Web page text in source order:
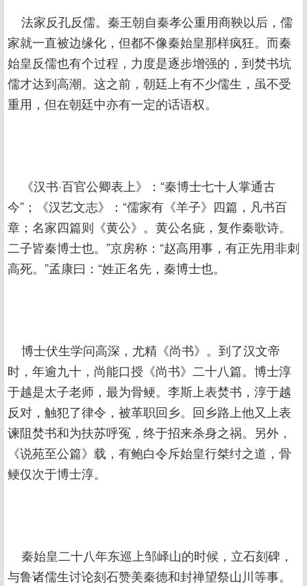
法家反孔反儒。秦王朝自秦孝公重用商鞅以后，儒
家就一直被边缘化，但都不像秦始皇那样疯狂。而秦
始皇反儒也有个过程，力度是逐步增强的，到焚书坑
儒才达到高潮。这之前，朝廷上有不少儒生，虽不受
重用，但在朝廷中亦有一定的话语权。
《汉书·百官公卿表上》：“秦博士七十人掌通古
今”；《汉艺文志》：“儒家有《羊子》四篇，凡书百
章；名家四篇则《黄公》。黄公名疵，复作秦歌诗。
二子皆秦博士也。”京房称：“赵高用事，有正先用非刺
高死。”孟康曰：“姓正名先，秦博士也。
博士伏生学问高深，尤精《尚书》。到了汉文帝
时，年逾九十，尚能口授《尚书》二十八篇。博士淳
于越是太子老师，最为骨鲠。李斯上表焚书，淳于越
反对，触犯了律令，被革职回乡。回乡路上他又上表
谏阻焚书和为扶苏呼冤，终于招来杀身之祸。另外，
《说苑至公篇》载，有鲍白令斥始皇行桀纣之道，骨
鲠仅次于博士淳。
秦始皇二十八年东巡上邹峄山的时候，立石刻碑，
与鲁诸儒生讨论刻石赞美秦德和封禅望祭山川等事。